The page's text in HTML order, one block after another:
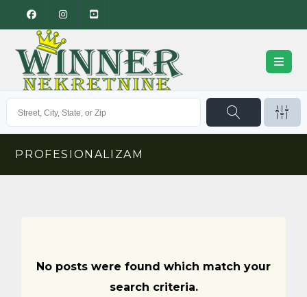
PROFESIONALIZAM
No posts were found which match your
search criteria.